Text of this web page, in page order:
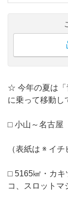
☆ 今年の夏は「
に乗って移動し
⬜︎ 小山～名古
（表紙は ※ イチ
⬜︎ 5165㎢・カ
コ、スロットマ